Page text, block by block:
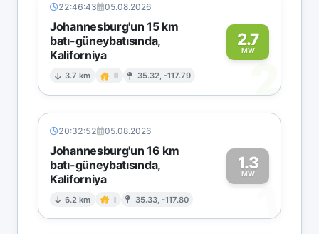
22:46:43 05.08.2026
Johannesburg'un 15 km
batı-güneybatısında,
Kaliforniya
3.7 km II 35.32, -117.79
2.7
MW
2
20:32:52 05.08.2026
Johannesburg'un 16 km
batı-güneybatısında,
Kaliforniya
6.2 km I 35.33, -117.80
1.3
MW
1